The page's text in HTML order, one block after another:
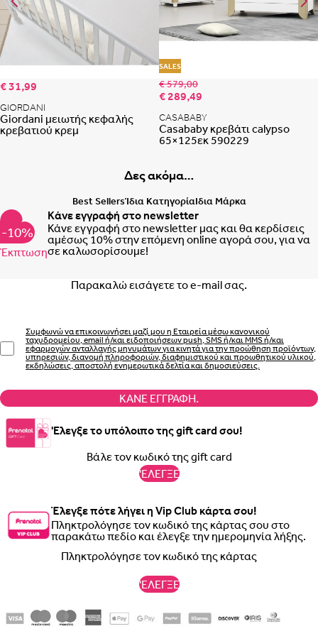
Εκτός Αττικής: δωρεάν παράδοση μέχρι το πρακτορείο της επιλογής
σας στην Αττική. Για παράδοση από το πρακτορείο στη διεύθυνση της
επιλογής σας, τα μεταφορικά επιβαρύνουν τον παραλήπτη.
Προσθήκη στη λίστα αγαπημένων
€ 31,99
GIORDANI
Giordani μειωτής κεφαλής
κρεβατιού κρεμ
SALES
€ 579,00
€ 289,49
CASABABY
Casababy κρεβάτι calypso
65×125εκ 590229
Δες ακόμα…
Best SellersΊδια ΚατηγορίαΙδια Μάρκα
-10%
Έκπτωση
Κάνε εγγραφή στο newsletter
Κάνε εγγραφή στο newsletter μας και θα κερδίσεις
αμέσως 10% στην επόμενη online αγορά σου, για να
σε καλωσορίσουμε!
Συμφωνώ να επικοινωνήσει μαζί μου η Εταιρεία μέσω κανονικού
ταχυδρομείου, email ή/και ειδοποιήσεων push, SMS ή/και MMS ή/και
εφαρμογών ανταλλαγής μηνυμάτων για κινητά για την προώθηση προϊόντων,
υπηρεσιών, διανομή πληροφοριών, διαφημιστικού και προωθητικού υλικού,
εκδηλώσεις, αποστολή ενημερωτικά δελτία και δημοσιεύσεις.
ΚΆΝΕ ΕΓΓΡΑΦΉ.
'Ελεγξε το υπόλοιπο της gift card σου!
'ΕΛΕΓΞΕ
Έλεγξε πότε λήγει η Vip Club κάρτα σου!
Πληκτρολόγησε τον κωδικό της κάρτας σου στο
παρακάτω πεδίο και έλεγξε την ημερομηνία λήξης.
'ΕΛΕΓΞΕ
Portugal Romania